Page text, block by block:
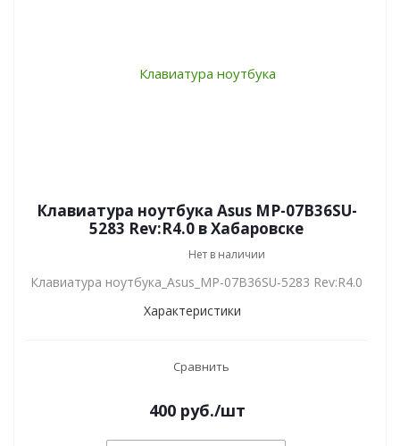
Клавиатура ноутбука Asus MP-07B36SU-
5283 Rev:R4.0 в Хабаровске
Нет в наличии
Клавиатура ноутбука_Asus_MP-07B36SU-5283 Rev:R4.0
Характеристики
Сравнить
400руб./шт